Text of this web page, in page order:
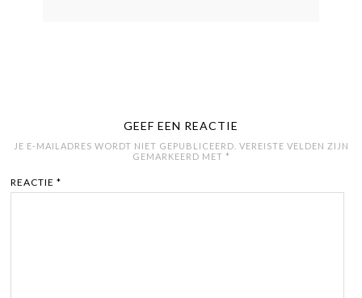
GEEF EEN REACTIE
JE E-MAILADRES WORDT NIET GEPUBLICEERD. VEREISTE VELDEN ZIJN
GEMARKEERD MET *
REACTIE*